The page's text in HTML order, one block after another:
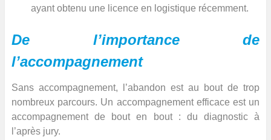
ayant obtenu une licence en logistique récemment.
De l’importance de
l’accompagnement
Sans accompagnement, l’abandon est au bout de trop
nombreux parcours. Un accompagnement efficace est un
accompagnement de bout en bout : du diagnostic à
l’après jury.